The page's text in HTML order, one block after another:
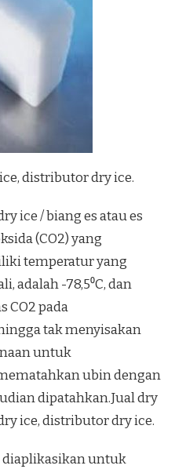
distributor dry ice.
ice / biang es atau es
(CO2) yang
temperatur yang
adalah -78,5⁰C, dan
CO2 pada
tak menyisakan
untuk
ubin dengan
dipatahkan.Jual dry
ice, distributor dry ice.
diaplikasikan untuk